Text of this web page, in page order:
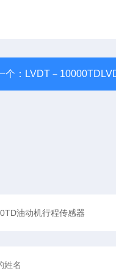
个： LVDT－10000TDLVDT